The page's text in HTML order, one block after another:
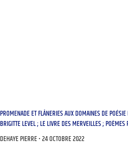
PROMENADE ET FLÂNERIES AUX DOMAINES DE
BRIGITTE LEVEL ; LE LIVRE DES MERVEILLES ; POÈMES
DEHAYE PIERRE 24 OCTOBRE 2022